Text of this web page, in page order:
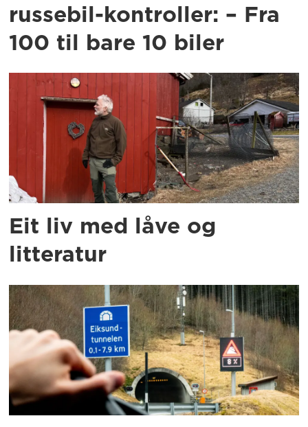
russebil-kontroller: – Fra
100 til bare 10 biler
Eit liv med låve og
litteratur